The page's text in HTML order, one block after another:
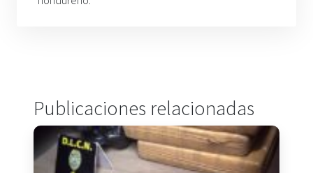
Publicaciones relacionadas